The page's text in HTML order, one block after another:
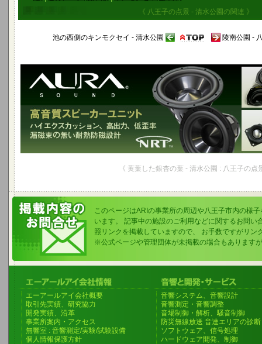
《 八王子の点景 - 清水公園の関連 》
池の西側のキンモクセイ - 清水公園 陵南公園 -
《 黄葉した銀杏の葉 - 清水公園 : 八王子の点
このページはARIの事業所の周辺や八王子市内の様
います。 記事中の施設のご利用などに関するお問い
照リンクを掲載していますので、 お手数ですがリン
※公式ページや管理団体が未掲載の場合もあります
エーアールアイ会社概要
取引先実績、研究協力
開発実績、沿革
事業所案内・アクセス
無響室 : 音響測定/実験/試験設備
個人情報保護方針
音響システム、音響設計
音響測定・音響調整
音場制御・解析、騒音制御
防災無線放送 音達エリアの診断
ソフトウェア、信号処理
ハードウェア開発、制御